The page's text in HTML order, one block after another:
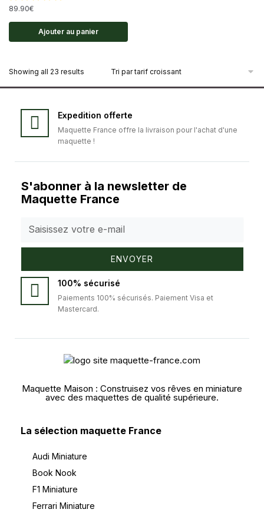
89.90€
Ajouter au panier
Showing all 23 results
Expedition offerte
Maquette France offre la livraison pour l'achat d'une
maquette !
S'abonner à la newsletter de
Maquette France
ENVOYER
100% sécurisé
Paiements 100% sécurisés. Paiement Visa et
Mastercard.
Maquette Maison : Construisez vos rêves en miniature
avec des maquettes de qualité supérieure.
La sélection maquette France
Audi Miniature
Book Nook
F1 Miniature
Ferrari Miniature